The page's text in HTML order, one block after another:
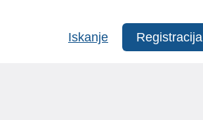
Registracija
Iskanje